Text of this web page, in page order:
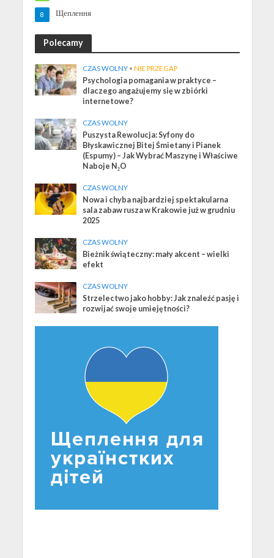
Щеплення
8
Polecamy
CZAS WOLNY • NIE PRZEGAP
Psychologia pomagania w praktyce –
dlaczego angażujemy się w zbiórki
internetowe?
CZAS WOLNY
Puszysta Rewolucja: Syfony do
Błyskawicznej Bitej Śmietany i Pianek
(Espumy) – Jak Wybrać Maszynę i Właściwe
Naboje N₂O
CZAS WOLNY
Nowa i chyba najbardziej spektakularna
sala zabaw rusza w Krakowie już w grudniu
2025
CZAS WOLNY
Bieżnik świąteczny: mały akcent – wielki
efekt
CZAS WOLNY
Strzelectwo jako hobby: Jak znaleźć pasję i
rozwijać swoje umiejętności?